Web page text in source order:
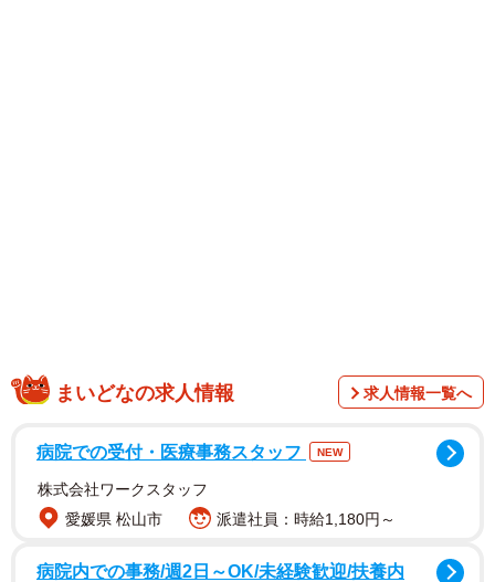
裕福な家庭ではなかったため、学生時代はアルバイトをし
て親に学費を返済する日々を送り、青息吐息だったというT
は海外でした。当然旅費も高額になり…。
まいどなの求人情報 求人情報一覧へ
病院での受付・医療事務スタッフ NEW
株式会社ワークスタッフ
愛媛県 松山市
派遣社員：時給1,180円～
病院内での事務/週2日～OK/未経験歓迎/扶養内